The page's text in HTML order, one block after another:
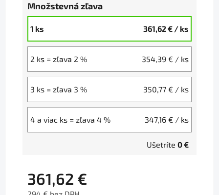
Množstevná zľava
1 ks 361,62 € / ks
2 ks = zľava 2 % 354,39 € / ks
3 ks = zľava 3 % 350,77 € / ks
4 a viac ks = zľava 4 % 347,16 € / ks
Ušetríte 0 €
361,62 €